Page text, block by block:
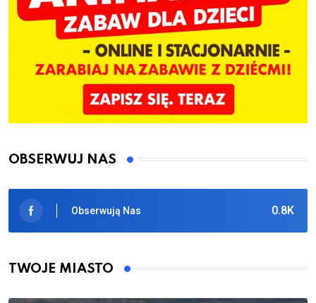
OBSERWUJ NAS
0.8K
Obserwują Nas
TWOJE MIASTO